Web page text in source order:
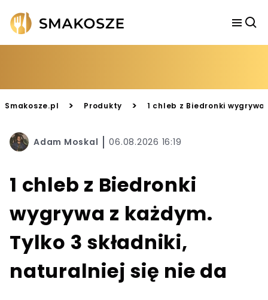
Smakosze.pl > Produkty > 1 chleb z Biedronki
Adam Moskal 06.08.2026 16:19
1 chleb z Biedronki
wygrywa z każdym.
Tylko 3 składniki,
naturalniej się nie da